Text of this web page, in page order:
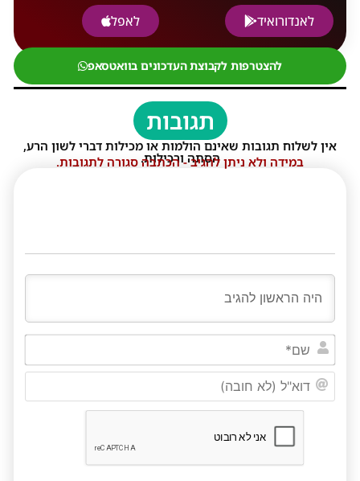
לאנדורואיד
לאפל
להצטרפות לקבוצת העדכונים בוואטסאפ
תגובות
אין לשלוח תגובות שאינם הולמות או מכילות דברי לשון הרע,
הסתה ורכילות.
במידה ולא ניתן להגיב - הכתבה סגורה לתגובות.